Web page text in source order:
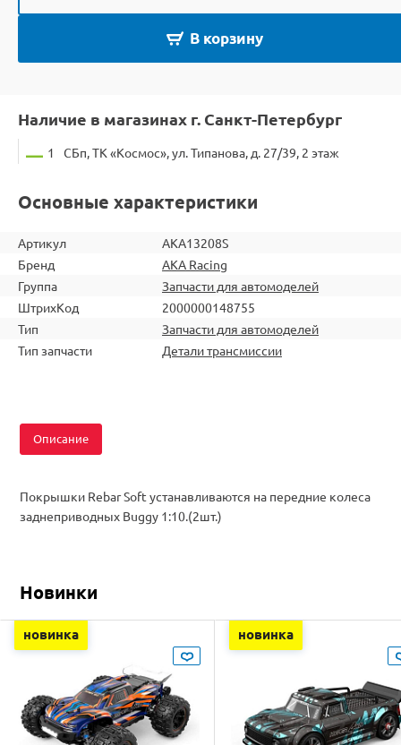
В корзину
Наличие в магазинах г. Санкт-Петербург
1 СБп, ТК «Космос», ул. Типанова, д. 27/39, 2 этаж
Основные характеристики
Артикул
AKA13208S
Бренд
AKA Racing
Группа
Запчасти для автомоделей
ШтрихКод
2000000148755
Тип
Запчасти для автомоделей
Тип запчасти
Детали трансмиссии
Описание
Покрышки Rebar Soft устанавливаются на передние колеса
заднеприводных Buggy 1:10.(2шт.)
Новинки
новинка новинка